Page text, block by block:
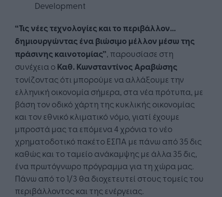
Development
“Τις νέες τεχνολογίες και το περιβάλλον…
δημιουργώντας ένα βιώσιμο μέλλον μέσω της
πράσινης καινοτομίας”, παρουσίασε στη
συνέχεια ο Καθ. Κωνσταντίνος Αραβώσης
τονίζοντας ότι μπορούμε να αλλάξουμε την
ελληνική οικονομία σήμερα, στα νέα πρότυπα, με
βάση τον οδικό χάρτη της κυκλικής οικονομίας
και τον εθνικό κλιματικό νόμο, γιατί έχουμε
μπροστά μας τα επόμενα 4 χρόνια το νέο
χρηματοδοτικό πακέτο ΕΣΠΑ με πάνω από 35 δις
καθώς και το ταμείο ανάκαμψης με άλλα 35 δις,
ένα πρωτόγνωρο πρόγραμμα για τη χώρα μας.
Πάνω από το 1/3 θα διοχετευτεί στους τομείς του
περιβάλλοντος και της ενέργειας.